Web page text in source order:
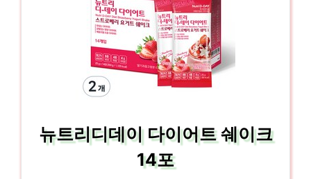
뉴트리디데이 다이어트 쉐이크
14포